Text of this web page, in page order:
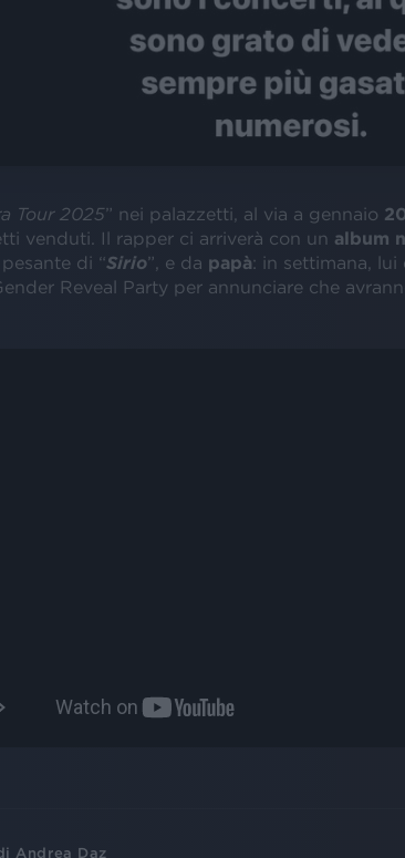
Tour 2025” nei palazzetti, al via a gennaio
venduti. Il rapper ci arriverà con un album
pesante di “Sirio”, e da papà: in settimana, lui
Reveal Party per annunciare che
Andrea Daz